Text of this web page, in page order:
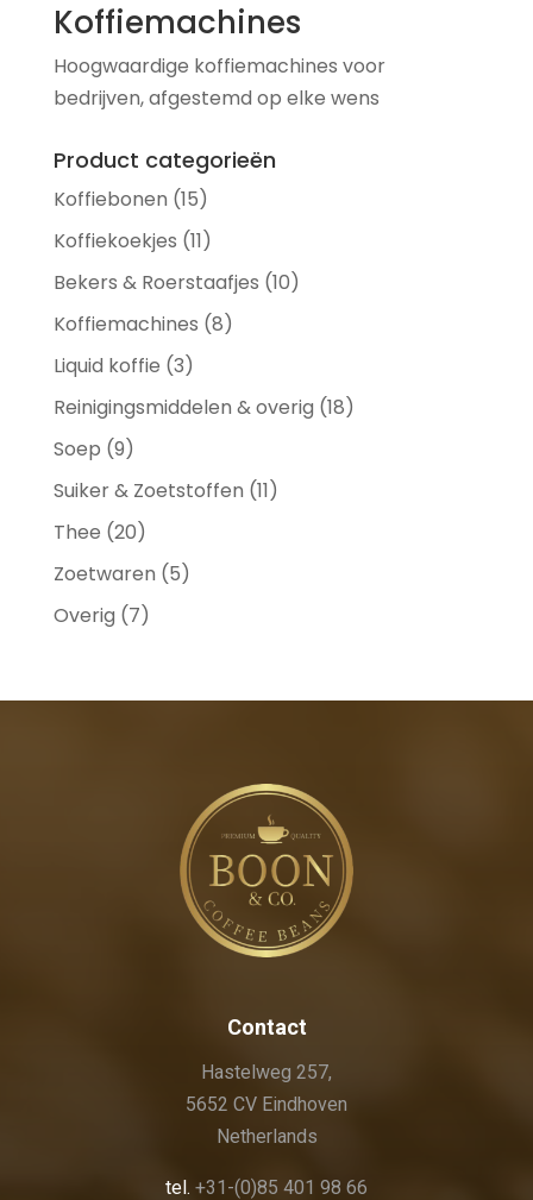
Koffiemachines
Hoogwaardige koffiemachines voor
bedrijven, afgestemd op elke wens
Product categorieën
Koffiebonen (15)
Koffiekoekjes (11)
Bekers & Roerstaafjes (10)
Koffiemachines (8)
Liquid koffie (3)
Reinigingsmiddelen & overig (18)
Soep (9)
Suiker & Zoetstoffen (11)
Thee (20)
Zoetwaren (5)
Overig (7)
Contact
Hastelweg 257,
5652 CV Eindhoven
Netherlands
tel. +31-(0)85 401 98 66